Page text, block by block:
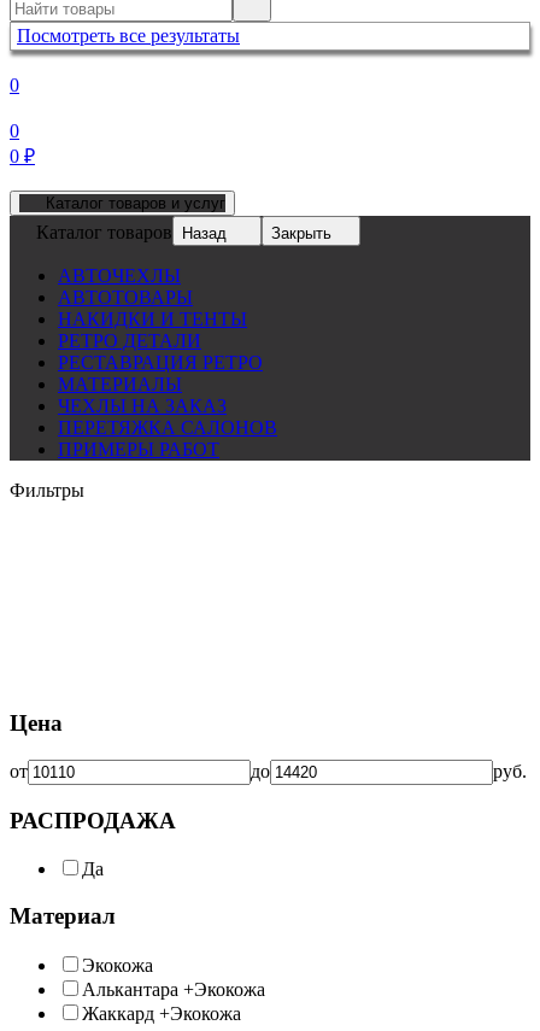
Посмотреть все результаты
0
0
0 ₽
Каталог товаров и услуг
Каталог товаров Назад Закрыть
АВТОЧЕХЛЫ
АВТОТОВАРЫ
НАКИДКИ И ТЕНТЫ
РЕТРО ДЕТАЛИ
РЕСТАВРАЦИЯ РЕТРО
МАТЕРИАЛЫ
ЧЕХЛЫ НА ЗАКАЗ
ПЕРЕТЯЖКА САЛОНОВ
ПРИМЕРЫ РАБОТ
Фильтры
Цена
от до руб.
РАСПРОДАЖА
Да
Материал
Экокожа
Алькантара +Экокожа
Жаккард +Экокожа